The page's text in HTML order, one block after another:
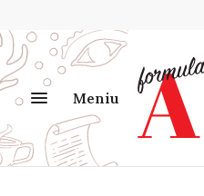
Meniu